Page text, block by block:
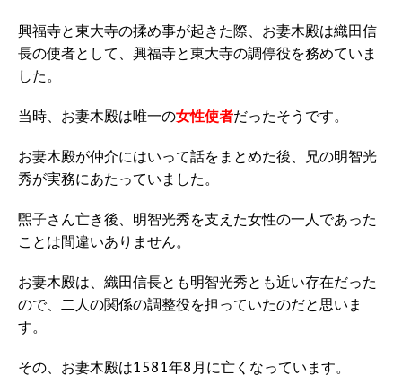
興福寺と東大寺の揉め事が起きた際、お妻木殿は織田信
長の使者として、興福寺と東大寺の調停役を務めていま
した。
当時、お妻木殿は唯一の女性使者だったそうです。
お妻木殿が仲介にはいって話をまとめた後、兄の明智光
秀が実務にあたっていました。
煕子さん亡き後、明智光秀を支えた女性の一人であった
ことは間違いありません。
お妻木殿は、織田信長とも明智光秀とも近い存在だった
ので、二人の関係の調整役を担っていたのだと思いま
す。
その、お妻木殿は1581年8月に亡くなっています。